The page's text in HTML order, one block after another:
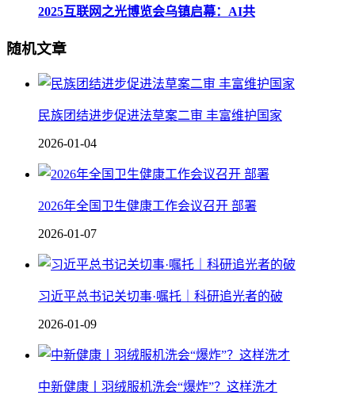
2025互联网之光博览会乌镇启幕：AI共
随机文章
民族团结进步促进法草案二审 丰富维护国家
2026-01-04
2026年全国卫生健康工作会议召开 部署
2026-01-07
习近平总书记关切事·嘱托｜科研追光者的破
2026-01-09
中新健康丨羽绒服机洗会“爆炸”？这样洗才